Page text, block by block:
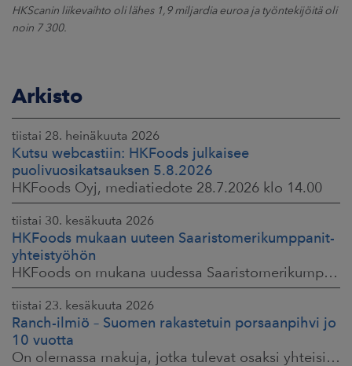
HKScanin liikevaihto oli lähes 1,9 miljardia euroa ja työntekijöitä oli
noin 7 300.
Arkisto
tiistai 28. heinäkuuta 2026
Kutsu webcastiin: HKFoods julkaisee
puolivuosikatsauksen 5.8.2026
HKFoods Oyj, mediatiedote 28.7.2026 klo 14.00
tiistai 30. kesäkuuta 2026
HKFoods mukaan uuteen Saaristomerikumppanit-
yhteistyöhön
HKFoods on mukana uudessa Saaristomerikumppanit-hankkeessa, joka kokoaa yhteen elintarviketeollisuuden, kaupan, maataloustuottajat ja asiantuntijat. Tavoitteena
tiistai 23. kesäkuuta 2026
Ranch-ilmiö – Suomen rakastetuin porsaanpihvi jo
10 vuotta
On olemassa makuja, jotka tulevat osaksi yhteisiä ruokahetkiä ja -muistoja. HK® Viljaporsaan fileepihvi Ranch on juuri sellainen. Klassikko, joka on hallinnut